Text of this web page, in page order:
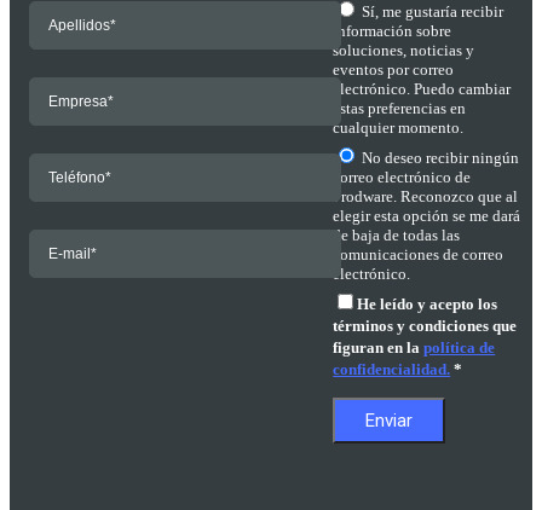
Sí, me gustaría recibir
información sobre
soluciones, noticias y
eventos por correo
electrónico. Puedo cambiar
estas preferencias en
cualquier momento.
No deseo recibir ningún
correo electrónico de
Prodware. Reconozco que al
elegir esta opción se me dará
de baja de todas las
comunicaciones de correo
electrónico.
He leído y acepto los
términos y condiciones que
figuran en lapolítica de
confidencialidad. *